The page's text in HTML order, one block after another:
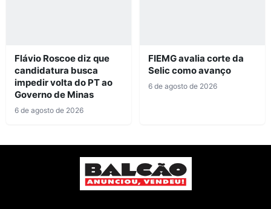
Flávio Roscoe diz que
candidatura busca
impedir volta do PT ao
Governo de Minas
6 de agosto de 2026
FIEMG avalia corte da
Selic como avanço
6 de agosto de 2026